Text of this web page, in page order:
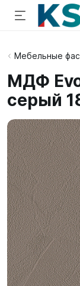
Мебельные
МДФ
серый